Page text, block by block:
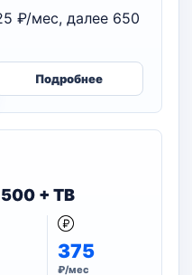
₽/мес, далее 650
Подробнее
+ ТВ
375
₽/мес